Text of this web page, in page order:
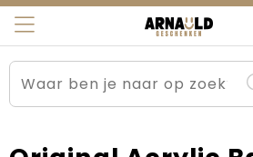
Relatiegeschenken
Sportkleding
Beurs en Evenementen
Brievenbuspakketten
Arnauld Kerstpakketten
MijnEigenKadootje
Ons team
Contact